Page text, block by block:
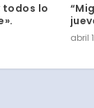
todos lo
abril